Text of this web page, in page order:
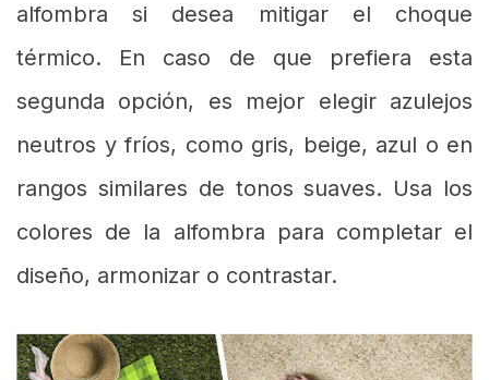
alfombra si desea mitigar el choque
térmico. En caso de que prefiera esta
segunda opción, es mejor elegir azulejos
neutros y fríos, como gris, beige, azul o en
rangos similares de tonos suaves. Usa los
colores de la alfombra para completar el
diseño, armonizar o contrastar.